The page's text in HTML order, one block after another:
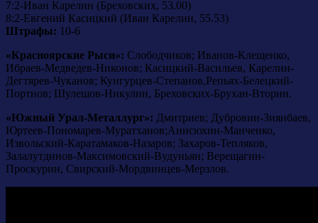
7:2-Иван Карелин (Бреховских, 53.00)
8:2-Евгений Касицкий (Иван Карелин, 55.53)
Штрафы: 10-6
«Красноярские Рыси»: Слободчиков; Иванов-Клещенко,
Ибраев-Медведев-Никонов; Касицкий-Васильев, Карелин-
Дегтярев-Чуканов; Кунгурцев-Степанов,Репьях-Белецкий-
Портнов; Шулешов-Никулин, Бреховских-Брухан-Вторин.
«Южный Урал-Металлург»: Дмитриев; Дубровин-Зиянбаев,
Юртеев-Пономарев-Муратханов;Анисюхин-Манченко,
Извольский-Каратамаков-Назаров; Захаров-Тепляков,
Залалутдинов-Максимовский-Вудуньян; Верещагин-
Проскурин, Свирский-Мордвинцев-Мерзлов.